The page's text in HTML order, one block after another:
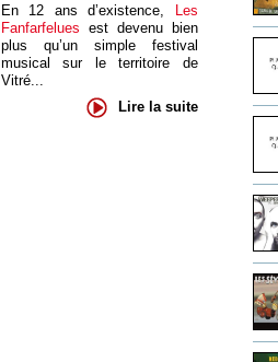
En 12 ans d’existence, Les
Fanfarfelues est devenu bien
plus qu’un simple festival
musical sur le territoire de
Vitré...
Lire la suite